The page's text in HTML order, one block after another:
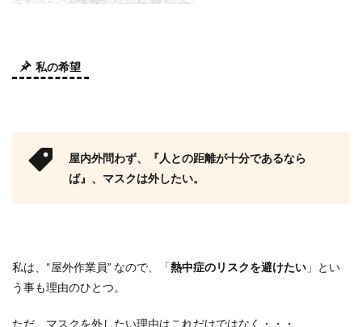
私の希望
屋内外問わず、『人との距離が十分であるなら
ば』、マスクは外したい。
私は、“屋外作業員” なので、「熱中症のリスクを避けたい 」とい
う事も理由のひとつ。
ただ、マスクを外したい理由はこれだけではなく・・・